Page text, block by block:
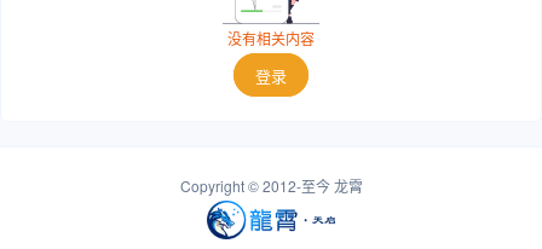
没有相关内容
登录
Copyright © 2012-至今龙霄